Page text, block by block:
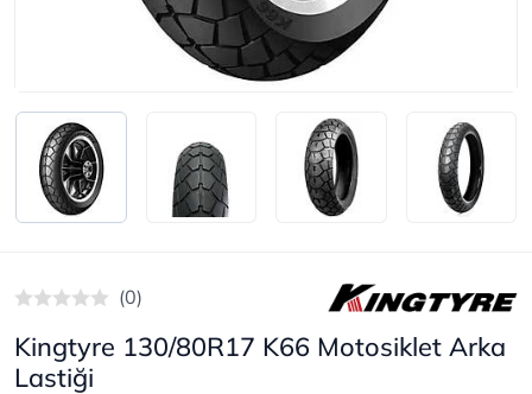
(0)
Kingtyre 130/80R17 K66 Motosiklet Arka
Lastiği